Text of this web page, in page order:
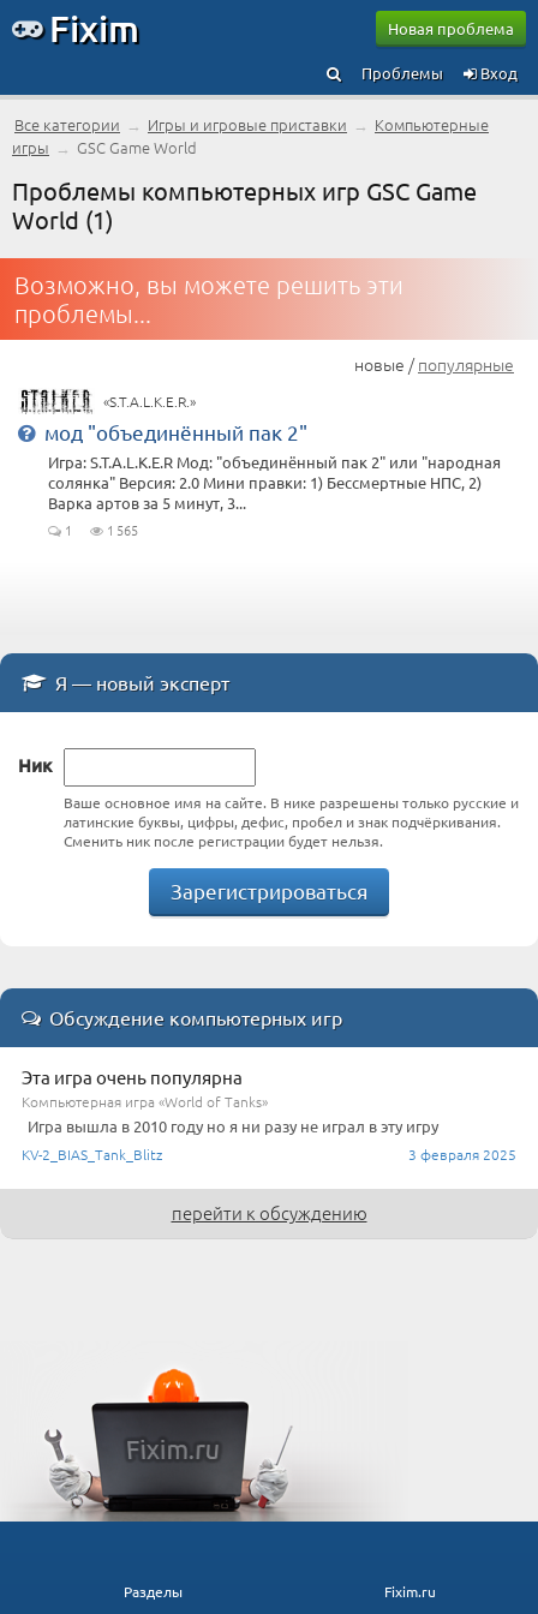
Fixim Новая проблема
Вход
Проблемы
Все категории → Игры и игровые приставки → Компьютерные
игры → GSC Game World
Проблемы компьютерных игр GSC Game
World (1)
Возможно, вы можете решить эти
проблемы...
новые /популярные
«S.T.A.L.K.E.R.»
мод "объединённый пак 2"
Игра: S.T.A.L.K.E.R Мод: "объединённый пак 2" или "народная
солянка" Версия: 2.0 Мини правки: 1) Бессмертные НПС, 2)
Варка артов за 5 минут, 3...
1 1 565
Я — новый эксперт
Ник
Ваше основное имя на сайте. В нике разрешены только русские и
латинские буквы, цифры, дефис, пробел и знак подчёркивания.
Сменить ник после регистрации будет нельзя.
Зарегистрироваться
Обсуждение компьютерных игр
Эта игра очень популярна
Компьютерная игра «World of Tanks»
Игра вышла в 2010 году но я ни разу не играл в эту игру
KV-2_BIAS_Tank_Blitz 3 февраля 2025
перейти к обсуждению
Fixim.ru
Разделы